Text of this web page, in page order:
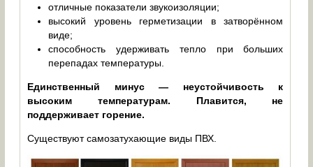
отличные показатели звукоизоляции;
высокий уровень герметизации в затворённом
виде;
способность удерживать тепло при больших
перепадах температуры.
Единственный минус — неустойчивость к
высоким температурам. Плавится, не
поддерживает горение.
Существуют самозатухающие виды ПВХ.